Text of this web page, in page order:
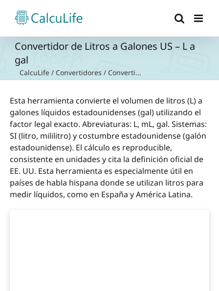
contenido
Convertidor de Litros a Galones US – L a
gal
CalcuLife / Convertidores / Converti...
Esta herramienta convierte el volumen de litros (L) a
galones líquidos estadounidenses (gal) utilizando el
factor legal exacto. Abreviaturas: L, mL, gal. Sistemas:
SI (litro, mililitro) y costumbre estadounidense (galón
estadounidense). El cálculo es reproducible,
consistente en unidades y cita la definición oficial de
EE. UU. Esta herramienta es especialmente útil en
países de habla hispana donde se utilizan litros para
medir líquidos, como en España y América Latina.